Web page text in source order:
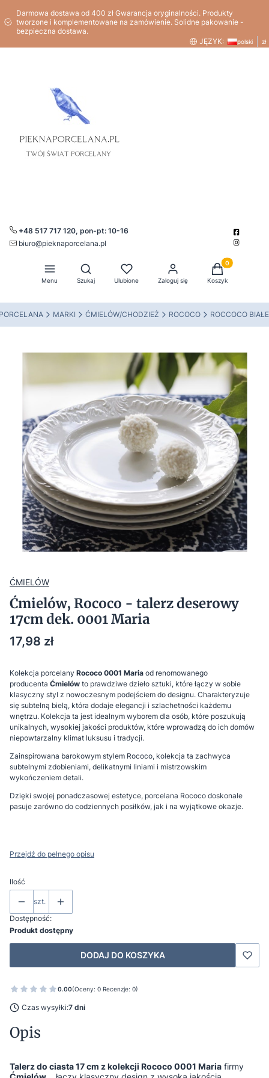
Darmowa dostawa od 400 zł Gwarancja oryginalności. Produkty
tworzone i komplementowane na zamówienie. Solidne pakowanie -
bezpieczna dostawa.
JĘZYK:
polski zł
+48 517 717 120, pon-pt: 10-16
biuro@pieknaporcelana.pl
Menu
Otwórz wyszukiwarkę
Szukaj Ulubione Zaloguj się
Produkty w
Koszyk
MARKI ĆMIELÓW/CHODZIEŻ ROCOCO ROCCOCO BIAŁE
ĆMIELÓW
Ćmielów, Rococo - talerz deserowy
17cm dek. 0001 Maria
Cena
17,98 zł
Kolekcja porcelany Rococo 0001 Maria od renomowanego
producenta Ćmielów to prawdziwe dzieło sztuki, które łączy w sobie
klasyczny styl z nowoczesnym podejściem do designu. Charakteryzuje
się subtelną bielą, która dodaje elegancji i szlachetności każdemu
wnętrzu. Kolekcja ta jest idealnym wyborem dla osób, które poszukują
unikalnych, wysokiej jakości produktów, które wprowadzą do ich domów
niepowtarzalny klimat luksusu i tradycji.
Zainspirowana barokowym stylem Rococo, kolekcja ta zachwyca
subtelnymi zdobieniami, delikatnymi liniami i mistrzowskim
wykończeniem detali.
Dzięki swojej ponadczasowej estetyce, porcelana Rococo doskonale
pasuje zarówno do codziennych posiłków, jak i na wyjątkowe okazje.
Przejdź do pełnego opisu
Ilość
szt.
Dostępność:
Produkt dostępny
DODAJ DO KOSZYKA
0.00(Oceny: 0 Recenzje: 0)
Czas wysyłki:7 dni
Opis
Talerz do ciasta 17 cm z kolekcji Rococo 0001 Maria firmy